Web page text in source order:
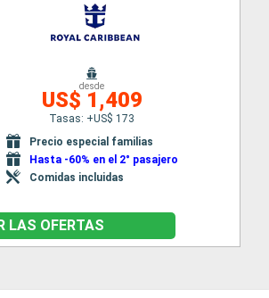
desde
US$ 1,409
Tasas: +US$ 173
Precio especial familias
Hasta -60% en el 2° pasajero
Comidas incluidas
LAS OFERTAS